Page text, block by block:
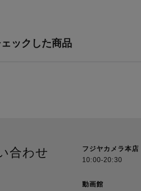
ックした商品
合わせ
フジヤカメラ本店
10:00-20:30
動画館